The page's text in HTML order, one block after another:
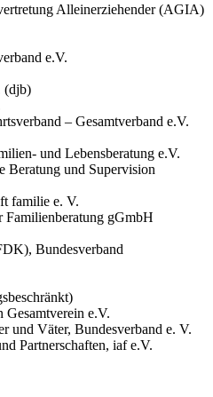
Alleinerziehender (AGIA)
e.V.
(djb)
– Gesamtverband e.V.
und Lebensberatung e.V.
Beratung und Supervision
familie e. V.
Familienberatung gGmbH
Bundesverband
Gesamtverein e.V.
und Väter, Bundesverband e. V.
Partnerschaften, iaf e.V.